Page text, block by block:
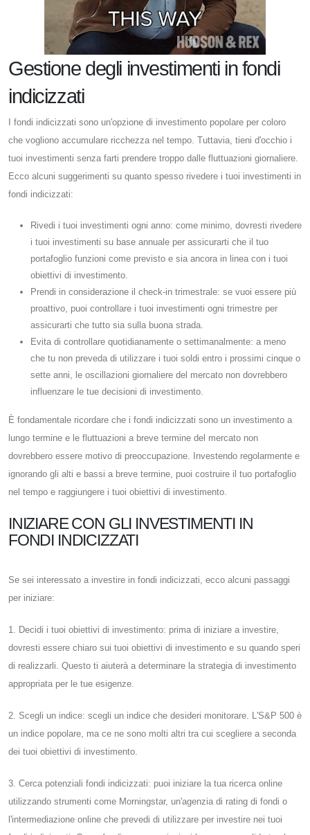
Gestione degli investimenti in fondi
indicizzati
I fondi indicizzati sono un'opzione di investimento popolare per coloro
che vogliono accumulare ricchezza nel tempo. Tuttavia, tieni d'occhio i
tuoi investimenti senza farti prendere troppo dalle fluttuazioni giornaliere.
Ecco alcuni suggerimenti su quanto spesso rivedere i tuoi investimenti in
fondi indicizzati:
Rivedi i tuoi investimenti ogni anno: come minimo, dovresti rivedere
i tuoi investimenti su base annuale per assicurarti che il tuo
portafoglio funzioni come previsto e sia ancora in linea con i tuoi
obiettivi di investimento.
Prendi in considerazione il check-in trimestrale: se vuoi essere più
proattivo, puoi controllare i tuoi investimenti ogni trimestre per
assicurarti che tutto sia sulla buona strada.
Evita di controllare quotidianamente o settimanalmente: a meno
che tu non preveda di utilizzare i tuoi soldi entro i prossimi cinque o
sette anni, le oscillazioni giornaliere del mercato non dovrebbero
influenzare le tue decisioni di investimento.
È fondamentale ricordare che i fondi indicizzati sono un investimento a
lungo termine e le fluttuazioni a breve termine del mercato non
dovrebbero essere motivo di preoccupazione. Investendo regolarmente e
ignorando gli alti e bassi a breve termine, puoi costruire il tuo portafoglio
nel tempo e raggiungere i tuoi obiettivi di investimento.
INIZIARE CON GLI INVESTIMENTI IN
FONDI INDICIZZATI
Se sei interessato a investire in fondi indicizzati, ecco alcuni passaggi
per iniziare:
1. Decidi i tuoi obiettivi di investimento: prima di iniziare a investire,
dovresti essere chiaro sui tuoi obiettivi di investimento e su quando speri
di realizzarli. Questo ti aiuterà a determinare la strategia di investimento
appropriata per le tue esigenze.
2. Scegli un indice: scegli un indice che desideri monitorare. L'S&P 500 è
un indice popolare, ma ce ne sono molti altri tra cui scegliere a seconda
dei tuoi obiettivi di investimento.
3. Cerca potenziali fondi indicizzati: puoi iniziare la tua ricerca online
utilizzando strumenti come Morningstar, un'agenzia di rating di fondi o
l'intermediazione online che prevedi di utilizzare per investire nei tuoi